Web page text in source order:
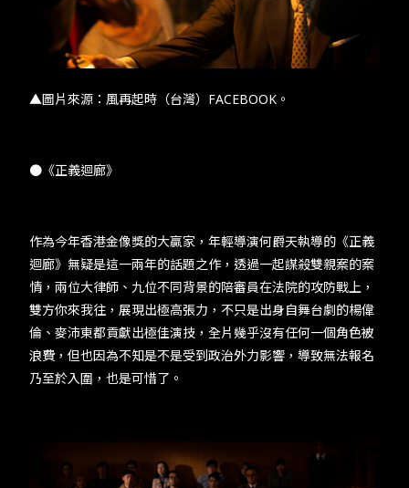
▲圖片來源：風再起時（台灣）FACEBOOK。
●《正義迴廊》
作為今年香港金像獎的大贏家，年輕導演何爵天執導的《正義
迴廊》無疑是這一兩年的話題之作，透過一起謀殺雙親案的案
情，兩位大律師、九位不同背景的陪審員在法院的攻防戰上，
雙方你來我往，展現出極高張力，不只是出身自舞台劇的楊偉
倫、麥沛東都貢獻出極佳演技，全片幾乎沒有任何一個角色被
浪費，但也因為不知是不是受到政治外力影響，導致無法報名
乃至於入圍，也是可惜了。